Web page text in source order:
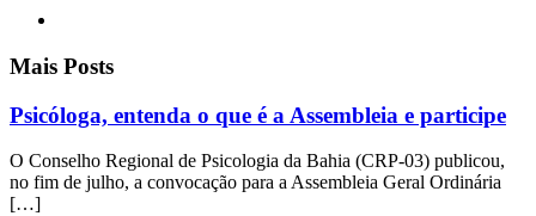
Mais Posts
Psicóloga, entenda o que é a Assembleia e participe
O Conselho Regional de Psicologia da Bahia (CRP-03) publicou,
no fim de julho, a convocação para a Assembleia Geral Ordinária
[…]